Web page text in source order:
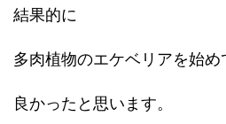
結果的に
多肉植物のエケベリアを始め
良かったと思います。